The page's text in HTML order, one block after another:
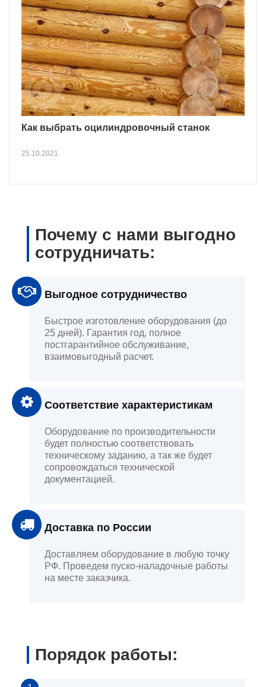
Как выбрать оцилиндровочный станок
25.10.2021
Почему с нами выгодно
сотрудничать:
Выгодное сотрудничество
Быстрое изготовление оборудования (до
25 дней). Гарантия год, полное
постгарантийное обслуживание,
взаимовыгодный расчет.
Соответствие характеристикам
Оборудование по производительности
будет полностью соответствовать
техническому заданию, а так же будет
сопровождаться технической
документацией.
Доставка по России
Доставляем оборудование в любую точку
РФ. Проведем пуско-наладочные работы
на месте заказчика.
Порядок работы: